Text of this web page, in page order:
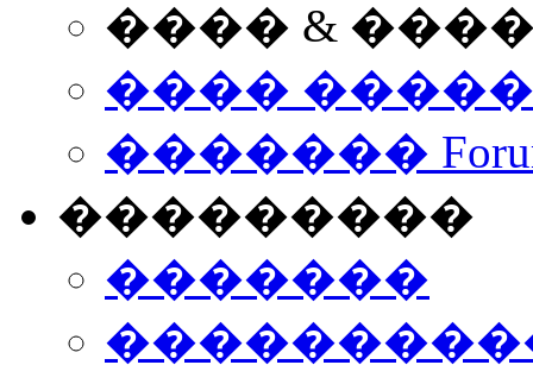
���� &
����
�������
���������
�������